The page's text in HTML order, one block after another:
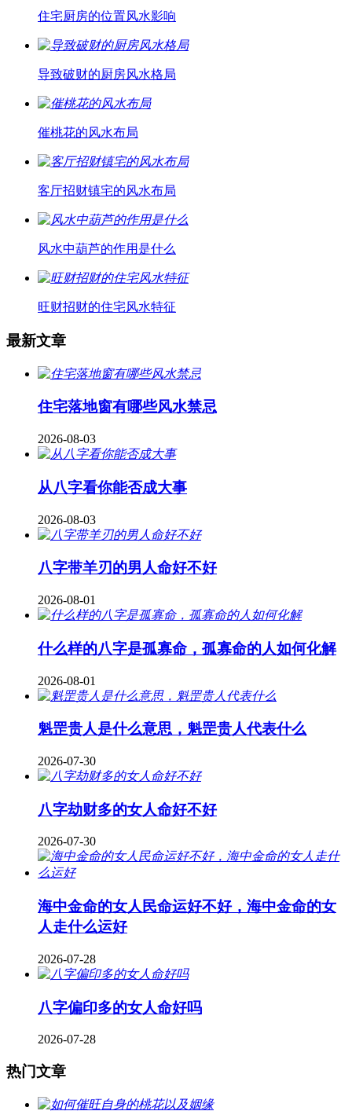
住宅厨房的位置风水影响
导致破财的厨房风水格局
催桃花的风水布局
客厅招财镇宅的风水布局
风水中葫芦的作用是什么
旺财招财的住宅风水特征
最新文章
住宅落地窗有哪些风水禁忌
2026-08-03
从八字看你能否成大事
2026-08-03
八字带羊刃的男人命好不好
2026-08-01
什么样的八字是孤寡命，孤寡命的人如何化解
2026-08-01
魁罡贵人是什么意思，魁罡贵人代表什么
2026-07-30
八字劫财多的女人命好不好
2026-07-30
海中金命的女人民命运好不好，海中金命的女
人走什么运好
2026-07-28
八字偏印多的女人命好吗
2026-07-28
热门文章